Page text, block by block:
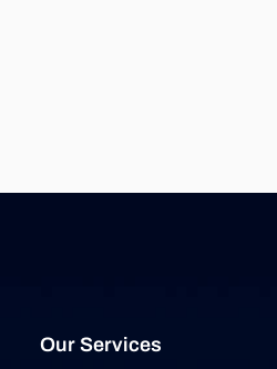
Our Services